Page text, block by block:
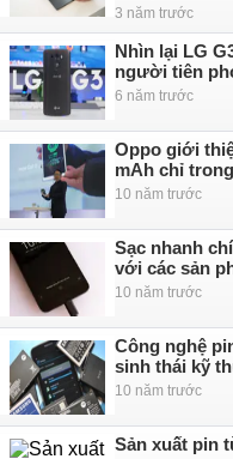
3 năm trước
Nhìn lại LG
người tiên
6 năm trước
Oppo giới
mAh chỉ
10 năm trước
Sạc nhanh
với các sản
10 năm trước
Công nghệ
sinh thái kỹ
10 năm trước
Sản xuất pin